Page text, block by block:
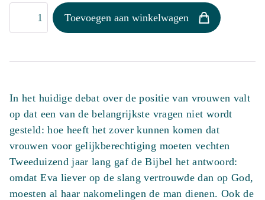
waarheid
Eva
Toevoegen aan winkelwagen
In het huidige debat over de positie van vrouwen valt
op dat een van de belangrijkste vragen niet wordt
gesteld: hoe heeft het zover kunnen komen dat
vrouwen voor gelijkberechtiging moeten vechten
Tweeduizend jaar lang gaf de Bijbel het antwoord:
omdat Eva liever op de slang vertrouwde dan op God,
moesten al haar nakomelingen de man dienen. Ook de